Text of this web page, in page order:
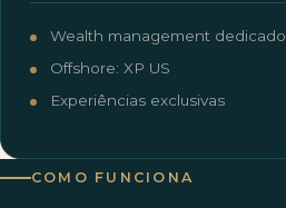
Wealth management dedicado
Offshore: XP US
Experiências exclusivas
COMO FUNCIONA